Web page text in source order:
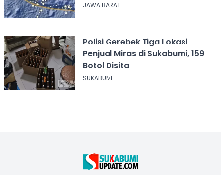
JAWA BARAT
Polisi Gerebek Tiga Lokasi
Penjual Miras di Sukabumi, 159
Botol Disita
SUKABUMI